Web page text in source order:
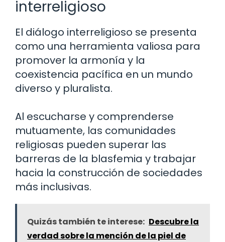
interreligioso
El diálogo interreligioso se presenta
como una herramienta valiosa para
promover la armonía y la
coexistencia pacífica en un mundo
diverso y pluralista.
Al escucharse y comprenderse
mutuamente, las comunidades
religiosas pueden superar las
barreras de la blasfemia y trabajar
hacia la construcción de sociedades
más inclusivas.
Quizás también te interese: Descubre la
verdad sobre la mención de la piel de